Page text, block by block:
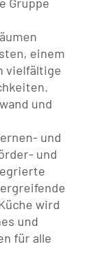
einem
vielfältige
und
und
und
wird
und
für alle